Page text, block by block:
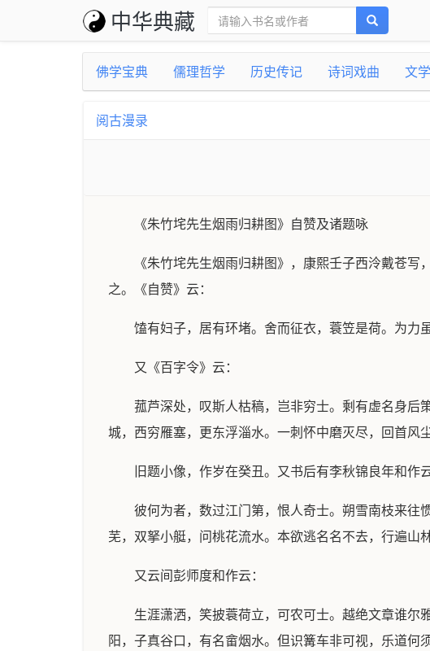
中华典藏
佛学宝典 儒理哲学 历史传记 诗词戏曲 文
阅古漫录
《朱竹垞先生烟雨归耕图》自赞及诸题咏
《朱竹垞先生烟雨归耕图》，康熙壬子西泠戴苍
之。《自赞》云：
馌有妇子，居有环堵。舍而征衣，蓑笠是荷。为力
又《百字令》云：
菰芦深处，叹斯人枯稿，岂非穷士。剩有虚名身后
城，西穷雁塞，更东浮淄水。一刺怀中磨灭尽，回首风
旧题小像，作岁在癸丑。又书后有李秋锦良年和作云
彼何为者，数过江门第，恨人奇士。朔雪南枝来往
芜，双拏小艇，问桃花流水。本欲逃名名不去，行遍山
又云间彭师度和作云：
生涯潇洒，笑披蓑荷立，可农可士。越绝文章谁尔
阳，子真谷口，有名畲烟水。但识篝车非可视，乐道何